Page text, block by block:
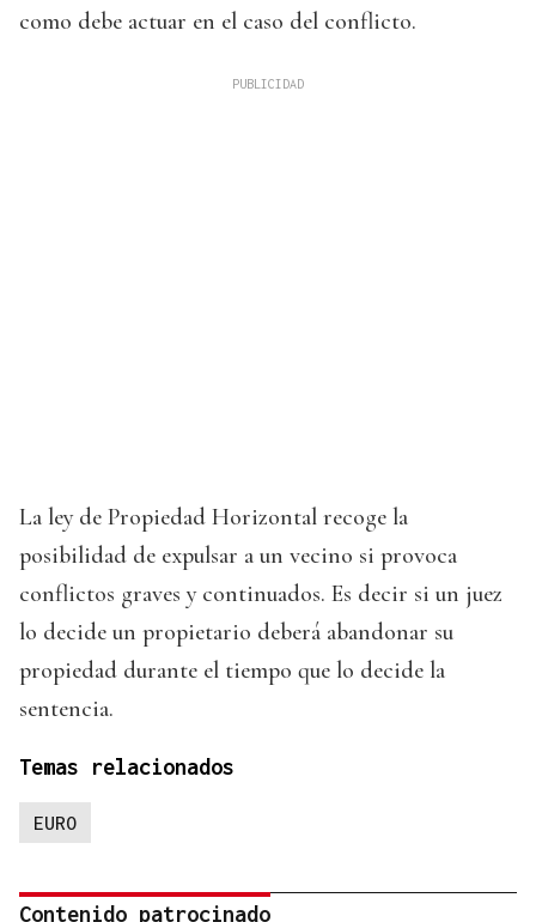
como debe actuar en el caso del conflicto.
La ley de Propiedad Horizontal recoge la
posibilidad de expulsar a un vecino si provoca
conflictos graves y continuados. Es decir si un juez
lo decide un propietario deberá abandonar su
propiedad durante el tiempo que lo decide la
sentencia.
Temas relacionados
EURO
Contenido patrocinado